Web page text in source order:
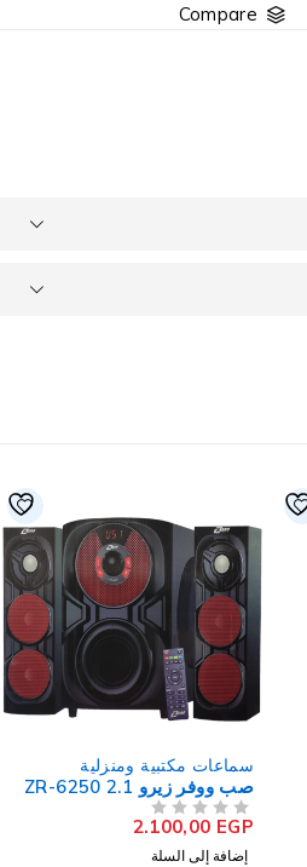
Compare
سماعات مكتبية ومنزلية
صب ووفر زيرو ZR-6250 2.1
2.100,00EGP
إضافة إلى السلة